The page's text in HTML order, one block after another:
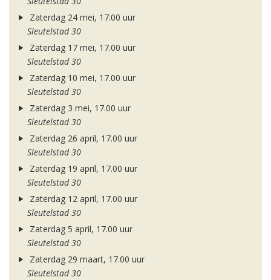
Zaterdag 24 mei, 17.00 uur
Sleutelstad 30
Zaterdag 17 mei, 17.00 uur
Sleutelstad 30
Zaterdag 10 mei, 17.00 uur
Sleutelstad 30
Zaterdag 3 mei, 17.00 uur
Sleutelstad 30
Zaterdag 26 april, 17.00 uur
Sleutelstad 30
Zaterdag 19 april, 17.00 uur
Sleutelstad 30
Zaterdag 12 april, 17.00 uur
Sleutelstad 30
Zaterdag 5 april, 17.00 uur
Sleutelstad 30
Zaterdag 29 maart, 17.00 uur
Sleutelstad 30